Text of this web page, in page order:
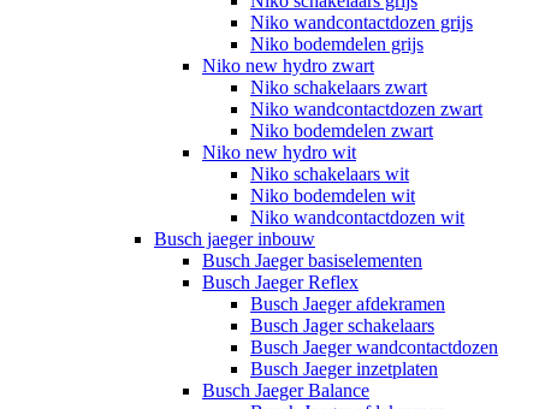
Niko wandcontactdozen grijs
Niko bodemdelen grijs
Niko new hydro zwart
Niko schakelaars zwart
Niko wandcontactdozen zwart
Niko bodemdelen zwart
Niko new hydro wit
Niko schakelaars wit
Niko bodemdelen wit
Niko wandcontactdozen wit
Busch jaeger inbouw
Busch Jaeger basiselementen
Busch Jaeger Reflex
Busch Jaeger afdekramen
Busch Jager schakelaars
Busch Jaeger wandcontactdozen
Busch Jaeger inzetplaten
Busch Jaeger Balance